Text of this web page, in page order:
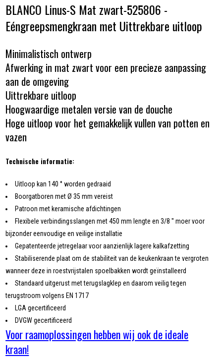
BLANCO Linus-S Mat zwart-525806 -
Eéngreepsmengkraan met Uittrekbare uitloop
Minimalistisch ontwerp
Afwerking in mat zwart voor een precieze aanpassing
aan de omgeving
Uittrekbare uitloop
Hoogwaardige metalen versie van de douche
Hoge uitloop voor het gemakkelijk vullen van potten en
vazen
Technische informatie:
Uitloop kan 140 ° worden gedraaid
Boorgatboren met Ø 35 mm vereist
Patroon met keramische afdichtingen
Flexibele verbindingsslangen met 450 mm lengte en 3/8 '' moer voor
bijzonder eenvoudige en veilige installatie
Gepatenteerde jetregelaar voor aanzienlijk lagere kalkafzetting
Stabiliserende plaat om de stabiliteit van de keukenkraan te vergroten
wanneer deze in roestvrijstalen spoelbakken wordt geïnstalleerd
Standaard uitgerust met terugslagklep en daarom veilig tegen
terugstroom volgens EN 1717
LGA gecertificeerd
DVGW gecertificeerd
Voor raamoplossingen hebben wij ook de ideale
kraan!